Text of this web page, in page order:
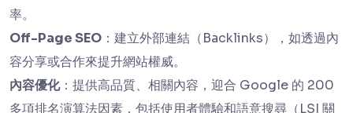
率。
Off-Page SEO ：建立外部連結（Backlinks），如透過內
容分享或合作來提升網站權威。
內容優化：提供高品質、相關內容，迎合 Google 的 200
多項排名演算法因素，包括使用者體驗和語意搜尋（LSI 關